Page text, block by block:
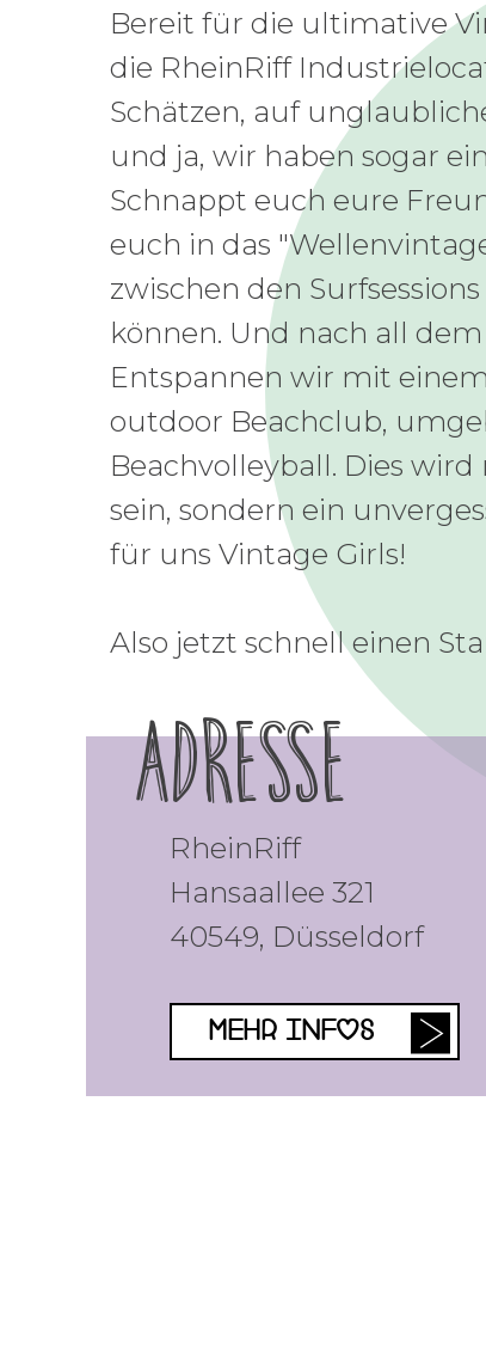
Bereit für die ultimative
die RheinRiff
Schätzen, auf
und ja, wir haben sogar
Schnappt euch eure
euch in das
zwischen den
können. Und nach all
Entspannen wir mit
outdoor Beachclub,
Beachvolleyball. Dies
sein, sondern ein
für uns Vintage Girls!
Also jetzt schnell einen
Adresse
RheinRiff
Hansaallee 321
40549, Düsseldorf
MEHR INFOS